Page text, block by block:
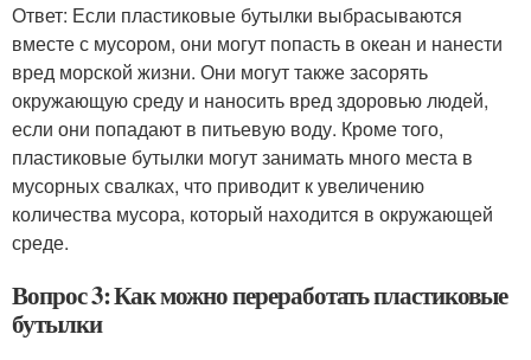
Ответ: Если пластиковые бутылки выбрасываются
вместе с мусором, они могут попасть в океан и нанести
вред морской жизни. Они могут также засорять
окружающую среду и наносить вред здоровью людей,
если они попадают в питьевую воду. Кроме того,
пластиковые бутылки могут занимать много места в
мусорных свалках, что приводит к увеличению
количества мусора, который находится в окружающей
среде.
Вопрос 3: Как можно переработать пластиковые
бутылки